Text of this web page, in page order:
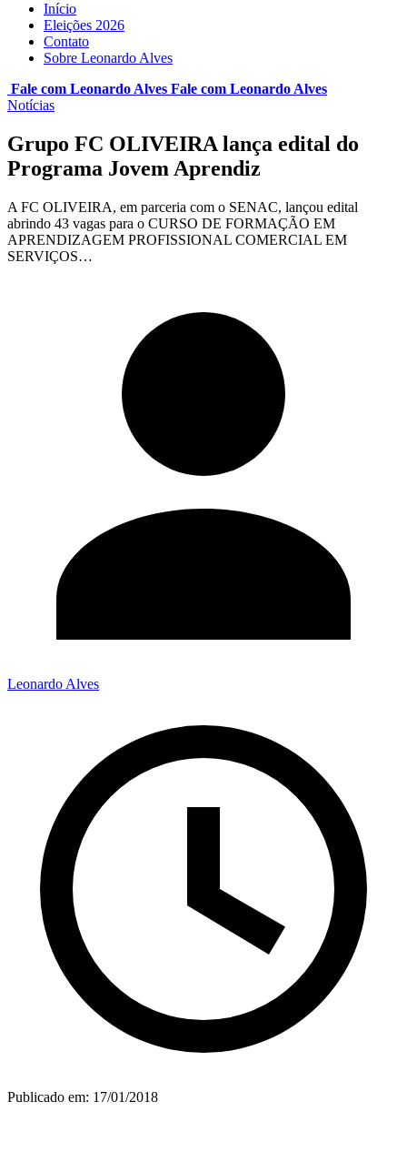
Início
Eleições 2026
Contato
Sobre Leonardo Alves
Fale com Leonardo Alves Fale com Leonardo Alves
Notícias
Grupo FC OLIVEIRA lança edital do
Programa Jovem Aprendiz
A FC OLIVEIRA, em parceria com o SENAC, lançou edital
abrindo 43 vagas para o CURSO DE FORMAÇÃO EM
APRENDIZAGEM PROFISSIONAL COMERCIAL EM
SERVIÇOS…
Leonardo Alves
Publicado em: 17/01/2018